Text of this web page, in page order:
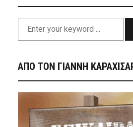
ΑΠΟ ΤΟΝ ΓΙΑΝΝΗ